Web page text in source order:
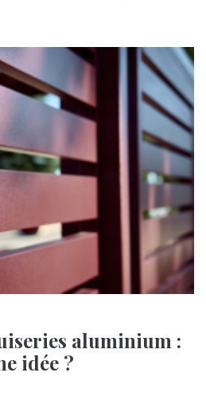
aluminium :
idée ?